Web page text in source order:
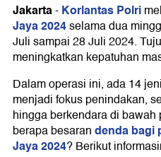
Jakarta-Korlantas Polri
Jaya 2024selama dua
Juli sampai 28 Juli 2024.
meningkatkan kepatuhan
Dalam operasi ini, ada 14
menjadi fokus penindakan,
hingga berkendara di
berapa besarandenda bagi
Jaya 2024? Berikut